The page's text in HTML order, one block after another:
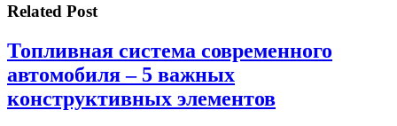
Related Post
Топливная система современного
автомобиля – 5 важных
конструктивных элементовТопливная